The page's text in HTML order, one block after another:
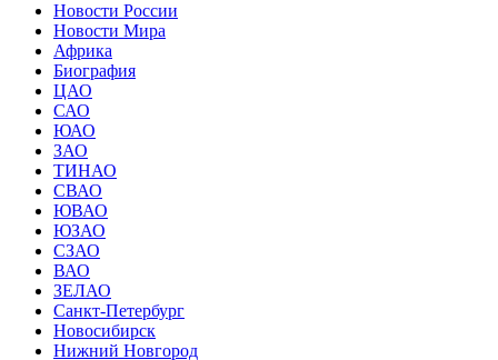
Новости России
Новости Мира
Африка
Биография
ЦАО
САО
ЮАО
ЗАО
ТИНАО
СВАО
ЮВАО
ЮЗАО
СЗАО
ВАО
ЗЕЛАО
Санкт-Петербург
Новосибирск
Нижний Новгород